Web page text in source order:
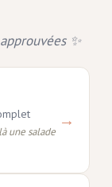
✨
une salade
→